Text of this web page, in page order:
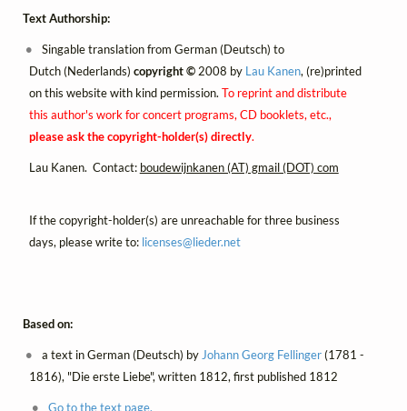
Text Authorship:
Singable translation from German (Deutsch) to
Dutch (Nederlands) copyright ©2008 by Lau Kanen, (re)printed
on this website with kind permission. To reprint and distribute
this author's work for concert programs, CD booklets, etc.,
please ask the copyright-holder(s) directly.
Lau Kanen. Contact: boudewijnkanen (AT) gmail (DOT) com
If the copyright-holder(s) are unreachable for three business
days, please write to: licenses@lieder.net
Based on:
a text in German (Deutsch) byJohann Georg Fellinger(1781 -
1816), "Die erste Liebe", written 1812, first published 1812
Go to the text page.